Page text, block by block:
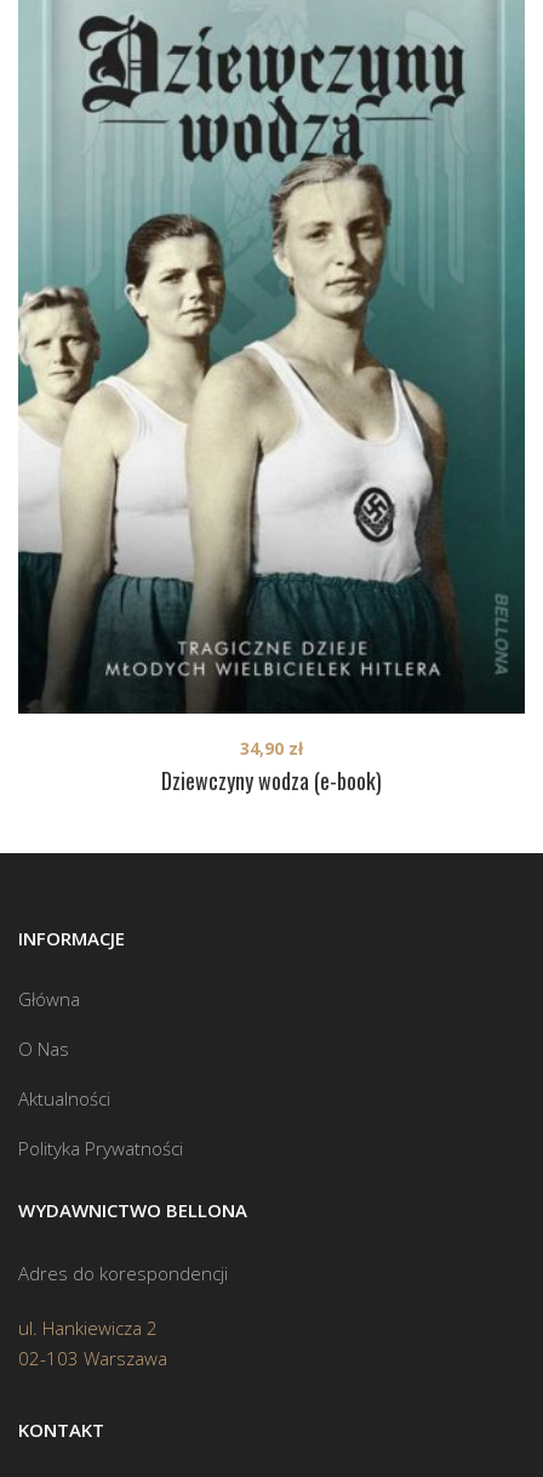
Dziewczyny wodza (e-book)
34,90 zł
INFORMACJE
Główna
O Nas
Aktualności
Polityka Prywatności
WYDAWNICTWO BELLONA
Adres do korespondencji
ul. Hankiewicza 2
02-103 Warszawa
KONTAKT